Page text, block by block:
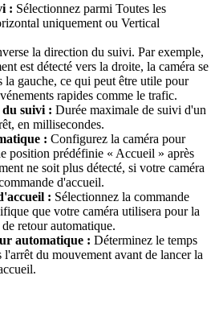
: Sélectionnez parmi Toutes les
uniquement ou Vertical
la direction du suivi. Par exemple,
est détecté vers la droite, la caméra se
la gauche, ce qui peut être utile pour
rapides comme le trafic.
suivi : Durée maximale de suivi d'un
en millisecondes.
: Configurez la caméra pour
position prédéfinie « Accueil » après
ne soit plus détecté, si votre caméra
d'accueil.
: Sélectionnez la commande
que votre caméra utilisera pour la
retour automatique.
automatique : Déterminez le temps
l'arrêt du mouvement avant de lancer la